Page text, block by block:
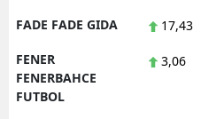
FADE FADE GIDA 17,43
FENER
FENERBAHCE
FUTBOL
3,06